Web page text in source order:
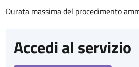
Durata massima del procedimento
Accedi al servizio